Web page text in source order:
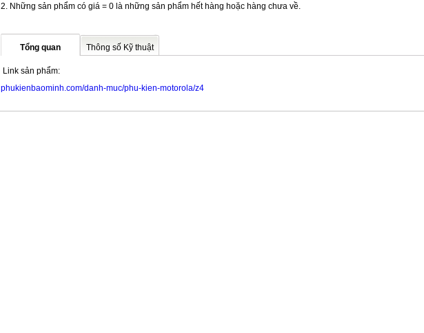
Những sản phẩm có giá = 0 là những sản phẩm hết hàng hoặc hàng chưa về.
Tổng quan Thông số Kỹ thuật
Link sản phẩm:
phukienbaominh.com/danh-muc/phu-kien-motorola/z4